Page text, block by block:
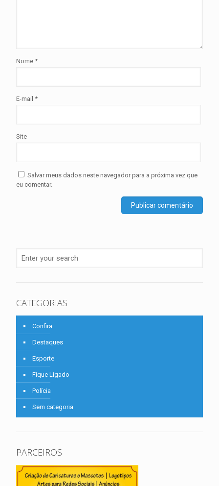
Nome *
E-mail *
Site
Salvar meus dados neste navegador para a próxima vez que
eu comentar.
CATEGORIAS
Confira
Destaques
Esporte
Fique Ligado
Polícia
Sem categoria
PARCEIROS